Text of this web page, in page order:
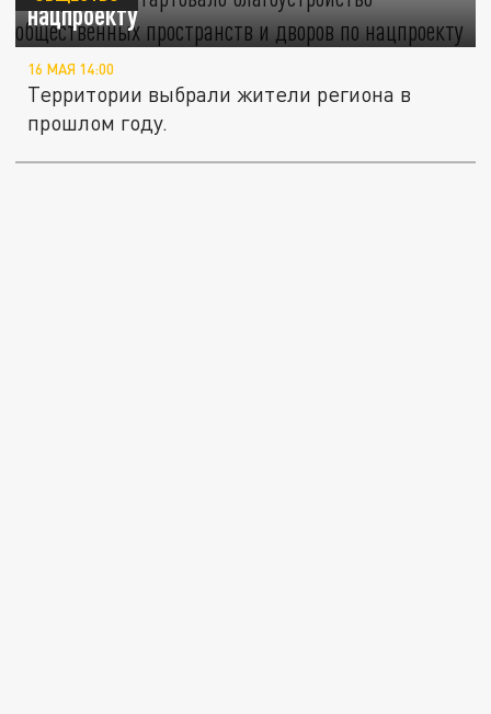
нацпроекту
16 МАЯ 14:00
Территории выбрали жители региона в
прошлом году.